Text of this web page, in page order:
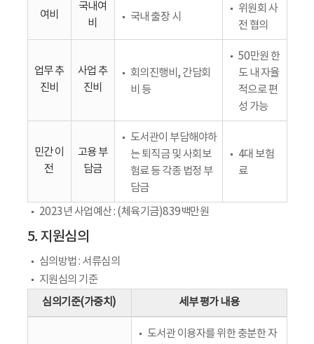
여비
국내여
비
국내 출장 시
위원회 사
전 협의
업무 추
진비
사업 추
진비
회의진행비, 간담회
비 등
50만원 한
도 내 자율
적으로 편
성 가능
민간 이
전
고용 부
담금
도서관이 부담해야하
는 퇴직금 및 사회보
험료 등 각종 법정 부
담금
4대 보험
료
2023년 사업예산 : (체육기금)839백만원
5. 지원심의
심의방법 : 서류심의
지원심의 기준
심의기준(가중치)
세부 평가 내용
도서관 이용자를 위한 충분한 자